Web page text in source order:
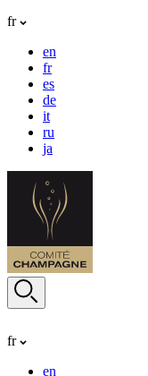
fr
en
fr
es
de
it
ru
ja
fr
en